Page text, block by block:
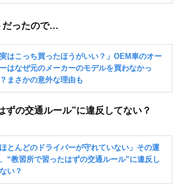
だったので…
ずの交通ルール”に違反してない？